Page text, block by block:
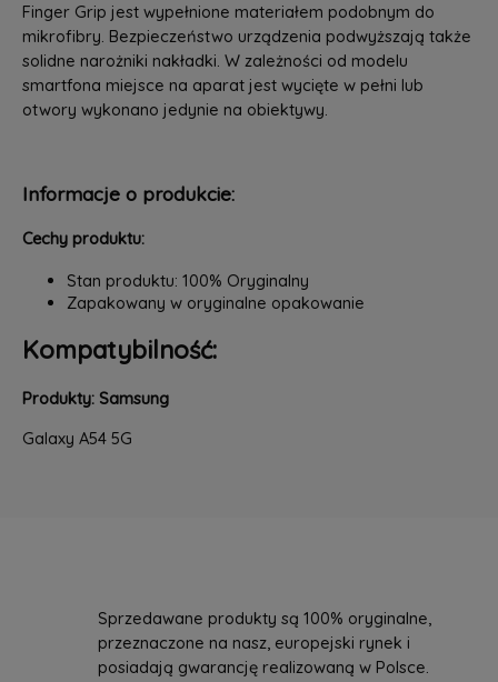
Finger Grip jest wypełnione materiałem podobnym do
mikrofibry. Bezpieczeństwo urządzenia podwyższają także
solidne narożniki nakładki. W zależności od modelu
smartfona miejsce na aparat jest wycięte w pełni lub
otwory wykonano jedynie na obiektywy.
Informacje o produkcie:
Cechy produktu:
Stan produktu: 100% Oryginalny
Zapakowany w oryginalne opakowanie
Kompatybilność:
Produkty: Samsung
Galaxy A54 5G
Sprzedawane produkty są 100% oryginalne,
przeznaczone na nasz, europejski rynek i
posiadają gwarancję realizowaną w Polsce.